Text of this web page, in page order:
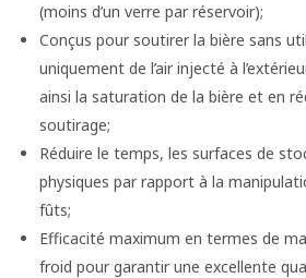
(moins d’un verre par réservoir);
Conçus pour soutirer la bière sans
uniquement de l’air injecté à
ainsi la saturation de la bière et en
soutirage;
Réduire le temps, les surfaces de
physiques par rapport à la
fûts;
Efficacité maximum en termes de
froid pour garantir une excellente